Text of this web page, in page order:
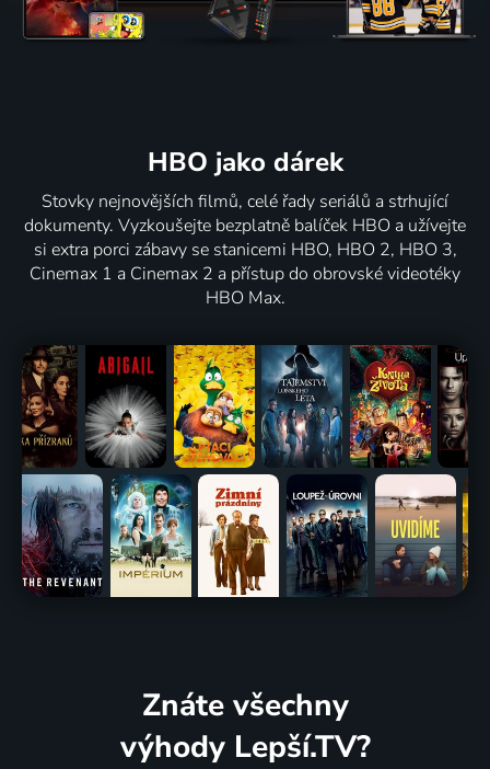
HBO jako dárek
Stovky nejnovějších filmů, celé řady seriálů a strhující
dokumenty. Vyzkoušejte bezplatně balíček HBO a užívejte
si extra porci zábavy se stanicemi HBO, HBO 2, HBO 3,
Cinemax 1 a Cinemax 2 a přístup do obrovské videotéky
HBO Max.
Znáte všechny
výhody Lepší.TV?